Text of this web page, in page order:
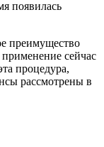
появилась
преимущество
сейчас
процедура,
рассмотрены в